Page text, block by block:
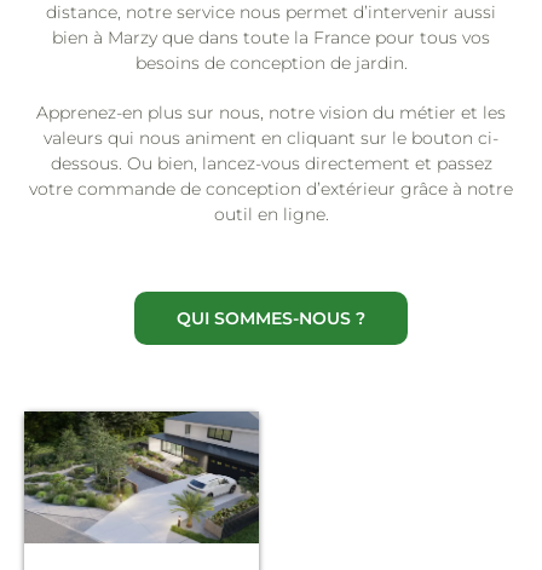
distance, notre service nous permet d’intervenir aussi
bien à Marzy que dans toute la France pour tous vos
besoins de conception de jardin.
Apprenez-en plus sur nous, notre vision du métier et les
valeurs qui nous animent en cliquant sur le bouton ci-
dessous. Ou bien, lancez-vous directement et passez
votre commande de conception d’extérieur grâce à notre
outil en ligne.
QUI SOMMES-NOUS ?